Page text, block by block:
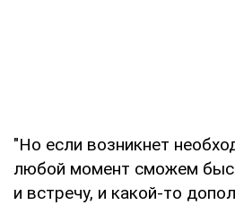
"Но если возникнет
любой момент сможем
и встречу, и какой-то